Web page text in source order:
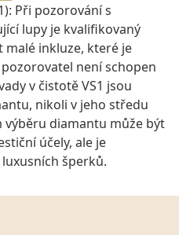
Při pozorování s
lupy je kvalifikovaný
inkluze, které je
není schopen
v čistotě VS1 jsou
nikoli v jeho středu
diamantu může být
účely, ale je
šperků.